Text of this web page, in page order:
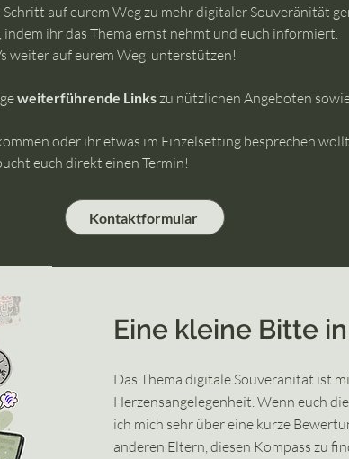
auf eurem Weg zu mehr digitaler Souveränität
ihr das Thema ernst nehmt und euch informiert.
weiter auf eurem Weg unterstützen!
weiterführende Linkszu nützlichen Angeboten
oder ihr etwas im Einzelsetting besprechen
euch direkt einen Termin!
Kontaktformular
Eine kleine Bitte
Das Thema digitale Souveränität ist
Herzensangelegenheit. Wenn euch
ich mich sehr über eine kurze
anderen Eltern, diesen Kompass zu